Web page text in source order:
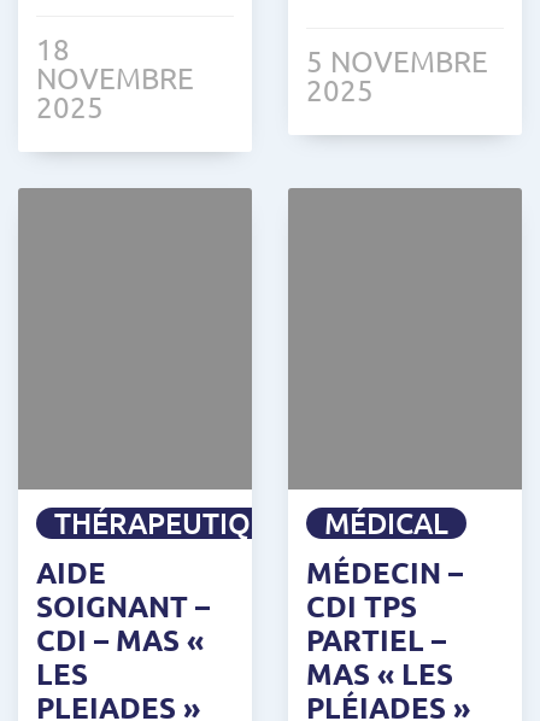
18
NOVEMBRE
2025
5 NOVEMBRE
2025
THÉRAPEUTIQUE
AIDE
SOIGNANT –
CDI – MAS «
LES
PLEIADES »
MÉDICAL
MÉDECIN –
CDI TPS
PARTIEL –
MAS « LES
PLÉIADES »